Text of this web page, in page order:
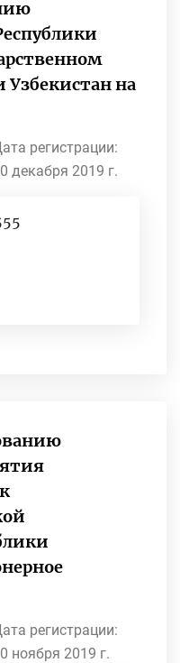
на
регистрации:
декабря 2019 г.
регистрации:
ноября 2019 г.